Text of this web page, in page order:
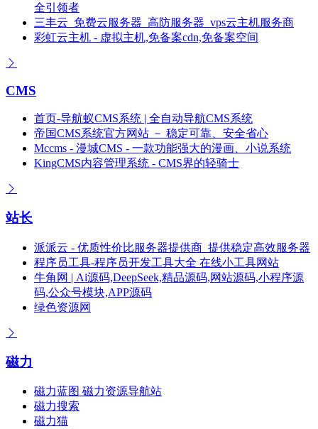
全引领者
三丰云_免费云服务器_高防服务器_vps云主机服务商
彩虹云主机 - 虚拟主机,免备案cdn,免备案空间
CMS
首页-导航蚁CMS系统 | 全自动导航CMS系统
帝国CMS系统官方网站 － 稳定可靠、安全省心
Mccms - 漫城CMS - 一款功能强大的漫画、小说系统
KingCMS内容管理系统 - CMS界的轻骑士
站长
派派云 - 优质性价比服务器提供商_提供稳定高效服务器
程序员工具-程序员开发工具大全 在线小工具网站
牛角网 | Ai源码,DeepSeek,精品源码,网站源码,小程序源
码,公众号模块,APP源码
绿色资源网
磁力
磁力蓝图 磁力资源导航站
磁力搜索
磁力猫